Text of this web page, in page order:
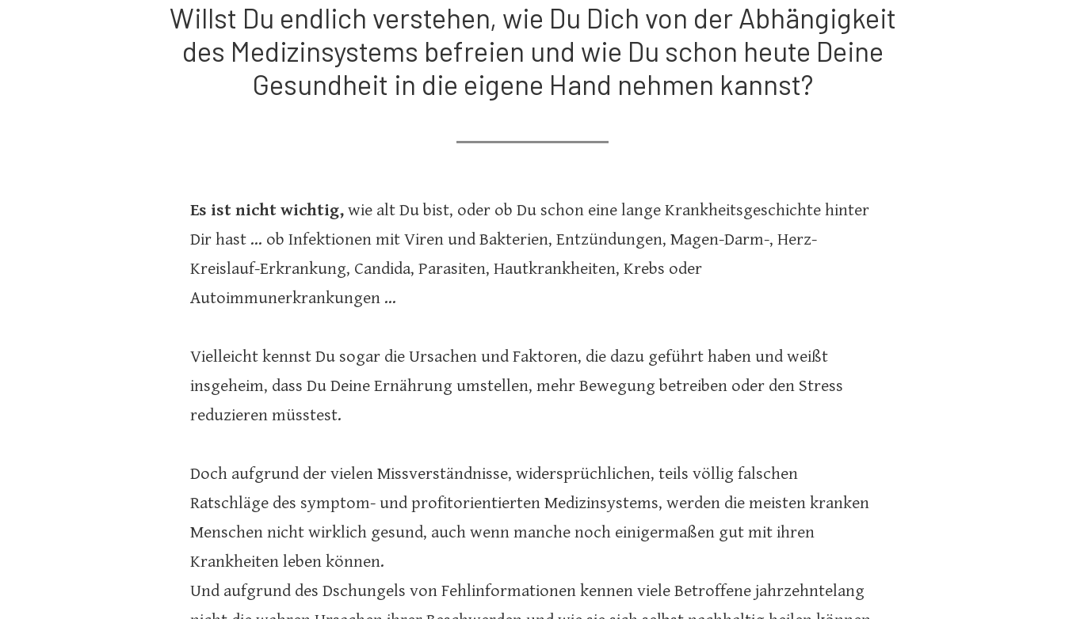
Willst Du endlich verstehen, wie Du Dich von der Abhängigkeit
des Medizinsystems befreien und wie Du schon heute Deine
Gesundheit in die eigene Hand nehmen kannst?
Es ist nicht wichtig, wie alt Du bist, oder ob Du schon eine lange Krankheitsgeschichte hinter
Dir hast … ob Infektionen mit Viren und Bakterien, Entzündungen, Magen-Darm-, Herz-
Kreislauf-Erkrankung, Candida, Parasiten, Hautkrankheiten, Krebs oder
Autoimmunerkrankungen …
Vielleicht kennst Du sogar die Ursachen und Faktoren, die dazu geführt haben und weißt
insgeheim, dass Du Deine Ernährung umstellen, mehr Bewegung betreiben oder den Stress
reduzieren müsstest.
Doch aufgrund der vielen Missverständnisse, widersprüchlichen, teils völlig falschen
Ratschläge des symptom- und profitorientierten Medizinsystems, werden die meisten kranken
Menschen nicht wirklich gesund, auch wenn manche noch einigermaßen gut mit ihren
Krankheiten leben können.
Und aufgrund des Dschungels von Fehlinformationen kennen viele Betroffene jahrzehntelang